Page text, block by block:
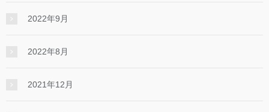
2022年9月
2022年8月
2021年12月